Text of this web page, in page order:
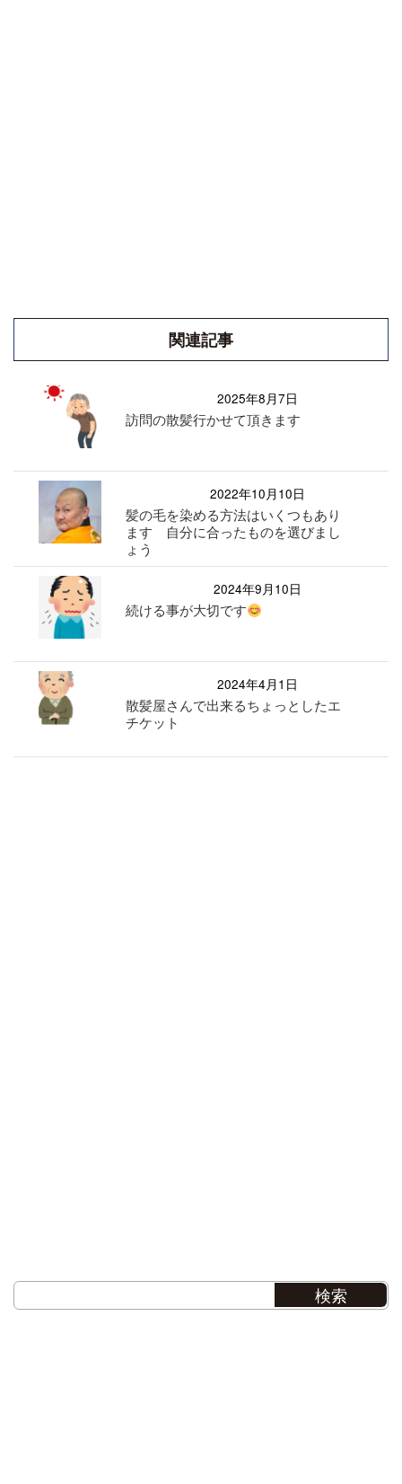
関連記事
2025年8月7日
訪問の散髪行かせて頂きます
2022年10月10日
髪の毛を染める方法はいくつもあり
ます 自分に合ったものを選びまし
ょう
2024年9月10日
続ける事が大切です
2024年4月1日
散髪屋さんで出来るちょっとしたエ
チケット